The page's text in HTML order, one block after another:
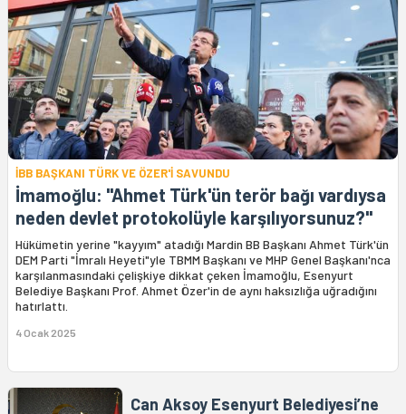
İBB BAŞKANI TÜRK VE ÖZER'İ SAVUNDU
İmamoğlu: "Ahmet Türk'ün terör bağı vardıysa
neden devlet protokolüyle karşılıyorsunuz?"
Hükümetin yerine "kayyım" atadığı Mardin BB Başkanı Ahmet Türk'ün
DEM Parti "İmralı Heyeti"yle TBMM Başkanı ve MHP Genel Başkanı'nca
karşılanmasındaki çelişkiye dikkat çeken İmamoğlu, Esenyurt
Belediye Başkanı Prof. Ahmet Özer'in de aynı haksızlığa uğradığını
hatırlattı.
4 Ocak 2025
Can Aksoy Esenyurt Belediyesi’ne